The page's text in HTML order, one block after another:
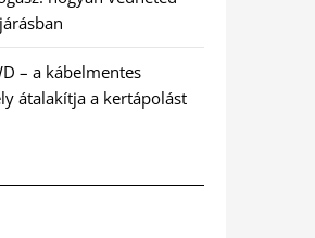
– a kábelmentes
átalakítja a kertápolást